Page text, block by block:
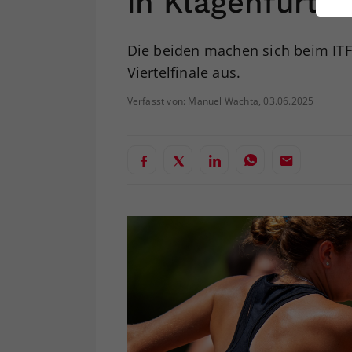
Die beiden machen sich beim
Viertelfinale aus.
Verfasst von: Manuel Wachta, 03.06.2025